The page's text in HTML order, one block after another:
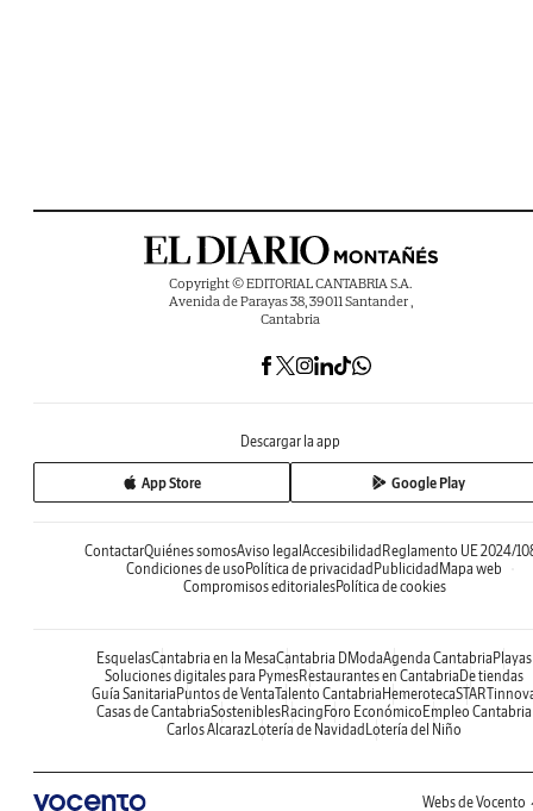
Copyright © EDITORIAL CANTABRIA S.A.
Avenida de Parayas 38, 39011 Santander ,
Cantabria
Descargar la app
App Store Google Play
ContactarQuiénes somosAviso legal Accesibilidad Reglamento UE 2024/
Condiciones de uso Política de privacidad Publicidad Mapa web
Compromisos editorialesPolítica de cookies
EsquelasCantabria en la MesaCantabria DModaAgenda Cantabria Playas
Soluciones digitales para PymesRestaurantes en Cantabria De tiendas
Guía Sanitaria Puntos de VentaTalento Cantabria Hemeroteca
Casas de CantabriaSosteniblesRacing Foro Económico Empleo Cantabria
Carlos AlcarazLotería de Navidad Lotería del Niño
Webs de Vocento